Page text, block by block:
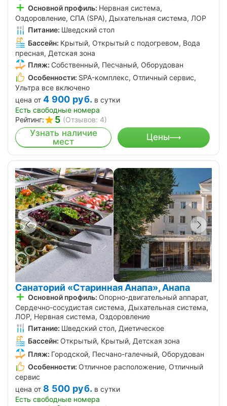
Основной профиль: Нервная система,
Оздоровление, СПА (SPA), Дыхательная система, ЛОР
Питание: Шведский стол
Бассейн: Крытый, Открытый с подогревом, Вода
пресная, Детская зона
Пляж: Собственный, Песчаный, Оборудован
Особенности: SPA-комплекс, Отличный сервис,
Ультра все включено
цена от 4 900 руб. в сутки
Есть свободные номера
Рейтинг:
5 (Отзывов: 4)
Узнать наличие
мест
Цены
Санаторий «Старинная Анапа», Анапа
Основной профиль: Опорно-двигательный аппарат,
Сердечно-сосудистая система, Дыхательная система,
ЛОР, Нервная система, Оздоровление
Питание: Шведский стол, Диетическое
Бассейн: Открытый, Крытый, Детская зона
Пляж: Городской, Песчано-галечный, Оборудован
Особенности: Отличное расположение, Отличный
сервис
цена от 8 500 руб. в сутки
Есть свободные номера